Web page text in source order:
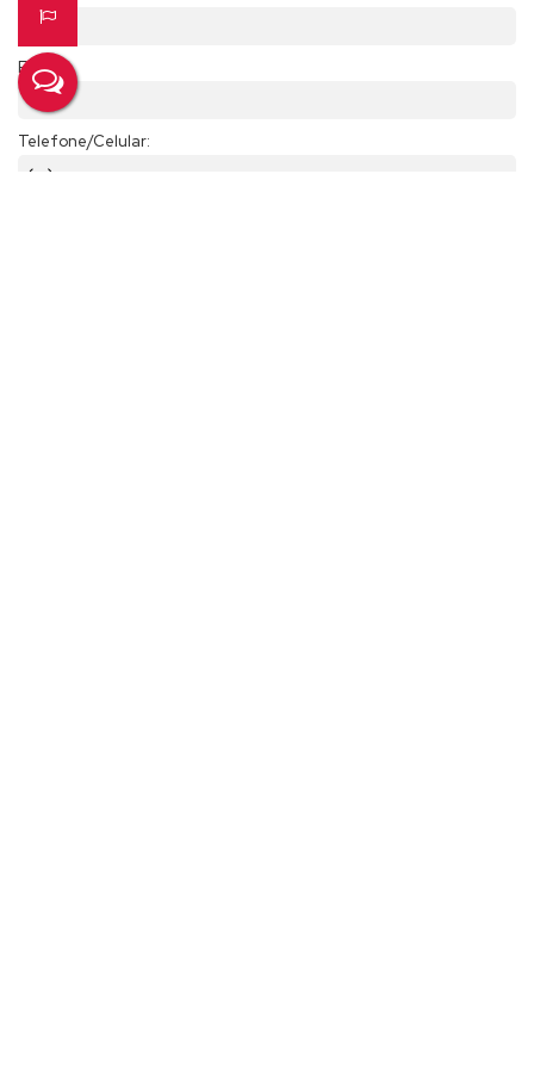
arvores, atraindo vários tipos de pássaros em toda hora do dia.
Vem ver essa oportunidade de pertinho, agende um visita com
Email:
Telefone/Celular: